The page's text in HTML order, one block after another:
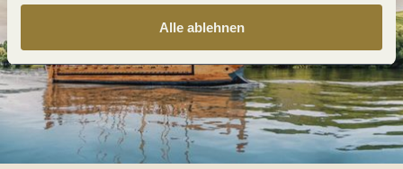
Alle ablehnen